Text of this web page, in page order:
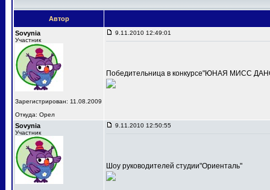
Автор
Sovynia
Участник
Зарегистрирован: 11.08.2009
Откуда: Орел
9.11.2010 12:49:01
Победительница в конкурсе"ЮНАЯ МИСС
Sovynia
Участник
9.11.2010 12:50:55
Шоу руководителей студии"Ориенталь"